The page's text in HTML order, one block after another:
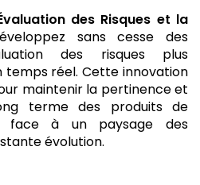
des Risques et la
sans cesse des
des risques plus
temps réel. Cette innovation
maintenir la pertinence et
terme des produits de
face à un paysage des
évolution.